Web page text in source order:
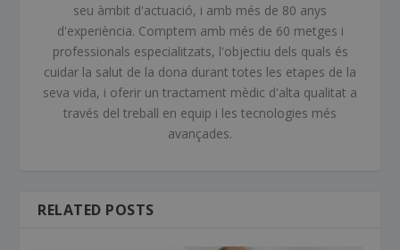
seu àmbit d'actuació, i amb més de 80 anys
d'experiència. Comptem amb més de 60 metges i
professionals especialitzats, l'objectiu dels quals és
cuidar la salut de la dona durant totes les etapes de la
seva vida, i oferir un tractament mèdic d'alta qualitat a
través del treball en equip i les tecnologies més
avançades.
RELATED POSTS